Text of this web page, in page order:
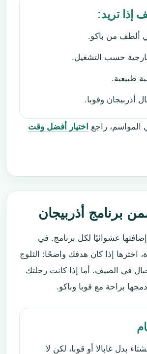
إذا تريد:
ألطف من باكو.
حسب التشغيل.
طبيعية.
أذربيجان وقوبا.
المواسم، راجع
اختيار أفضل وقت
برنامج أذربيجان
عشوائيًا لكل برنامج. في
اخترها إذا كان هدفك واضحًا: الثلوج
في الصيف. أما إذا كانت رحلتك
بدل غابالا أو قوبا، لكن لا